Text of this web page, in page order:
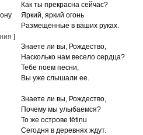
]
Как ты прекрасна сейчас?
Яркий, яркий огонь
Размещенные в ваших руках.
Знаете ли вы, Рождество,
Насколько нам весело сердца?
Тебе поем песни,
Вы уже слышали ее.
Знаете ли вы, Рождество,
Почему мы улыбаемся?
То же острове tētiņu
Сегодня в деревнях ждут.